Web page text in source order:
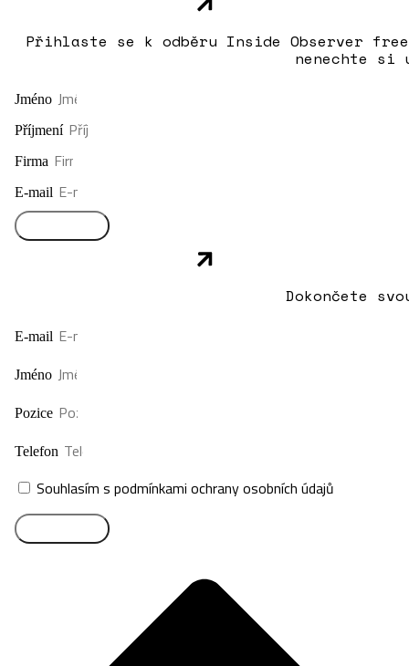
Přihlaste se k odběru Inside Observer
nenechte si
Jméno
Příjmení
Firma
E-mail
Dokončete
E-mail
Jméno
Pozice
Telefon
Souhlasím s podmínkami ochrany osobních údajů